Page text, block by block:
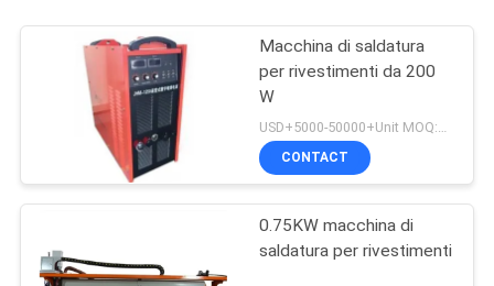
Macchina di saldatura
per rivestimenti da 200
W
CONTACT
0.75KW macchina di
saldatura per rivestimenti